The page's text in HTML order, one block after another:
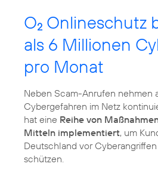
O2 Onlineschutz
als 6 Millionen
pro Monat
Neben Scam-Anrufen nehmen
Cybergefahren im Netz
hat eine Reihe von
Mitteln implementiert, um
Deutschland vor
schützen.